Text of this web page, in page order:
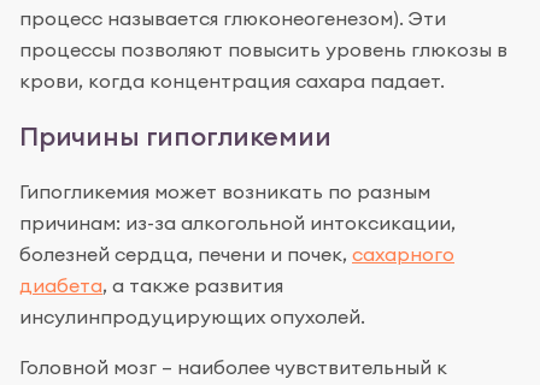
процесс называется глюконеогенезом). Эти
процессы позволяют повысить уровень глюкозы в
крови, когда концентрация сахара падает.
Причины гипогликемии
Гипогликемия может возникать по разным
причинам: из-за алкогольной интоксикации,
болезней сердца, печени и почек, сахарного
диабета, а также развития
инсулинпродуцирующих опухолей.
Головной мозг – наиболее чувствительный к